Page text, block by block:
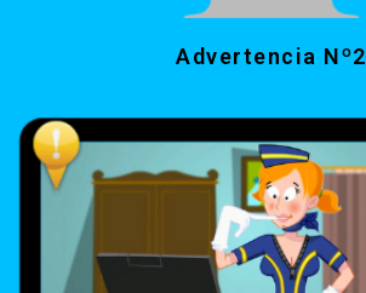
Advertencia Nº2